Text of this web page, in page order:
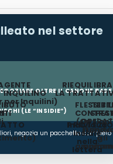
nel settore
per Inquilini)
RIEQUILIBRA
LA
OLTRE IL CANONE BASE
TETTI
gli
o
(LE “INSIDIE”)
Individua
insidie
nella
lettera
d'intenti
negozia un pacchetto completo